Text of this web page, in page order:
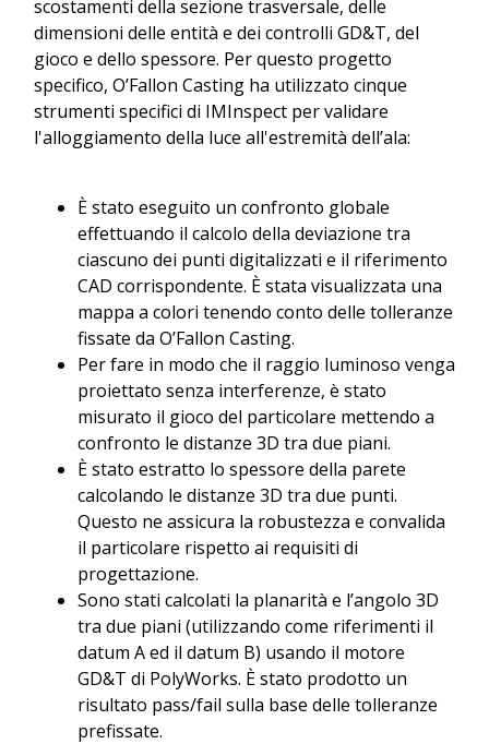
scostamenti della sezione trasversale, delle
dimensioni delle entità e dei controlli GD&T, del
gioco e dello spessore. Per questo progetto
specifico, O’Fallon Casting ha utilizzato cinque
strumenti specifici di IMInspect per validare
l'alloggiamento della luce all'estremità dell’ala:
È stato eseguito un confronto globale
effettuando il calcolo della deviazione tra
ciascuno dei punti digitalizzati e il riferimento
CAD corrispondente. È stata visualizzata una
mappa a colori tenendo conto delle tolleranze
fissate da O’Fallon Casting.
Per fare in modo che il raggio luminoso venga
proiettato senza interferenze, è stato
misurato il gioco del particolare mettendo a
confronto le distanze 3D tra due piani.
È stato estratto lo spessore della parete
calcolando le distanze 3D tra due punti.
Questo ne assicura la robustezza e convalida
il particolare rispetto ai requisiti di
progettazione.
Sono stati calcolati la planarità e l’angolo 3D
tra due piani (utilizzando come riferimenti il
datum A ed il datum B) usando il motore
GD&T di PolyWorks. È stato prodotto un
risultato pass/fail sulla base delle tolleranze
prefissate.